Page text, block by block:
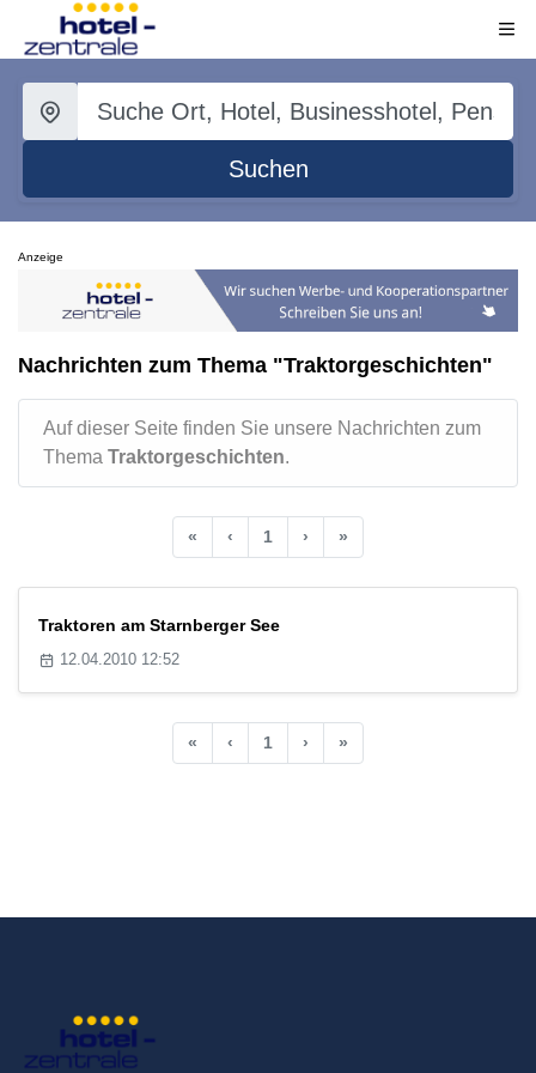
Suchen
Anzeige
Nachrichten zum Thema "Traktorgeschichten"
Auf dieser Seite finden Sie unsere Nachrichten zum
Thema Traktorgeschichten.
« ‹ 1 › »
Traktoren am Starnberger See
12.04.2010 12:52
« ‹ 1 › »